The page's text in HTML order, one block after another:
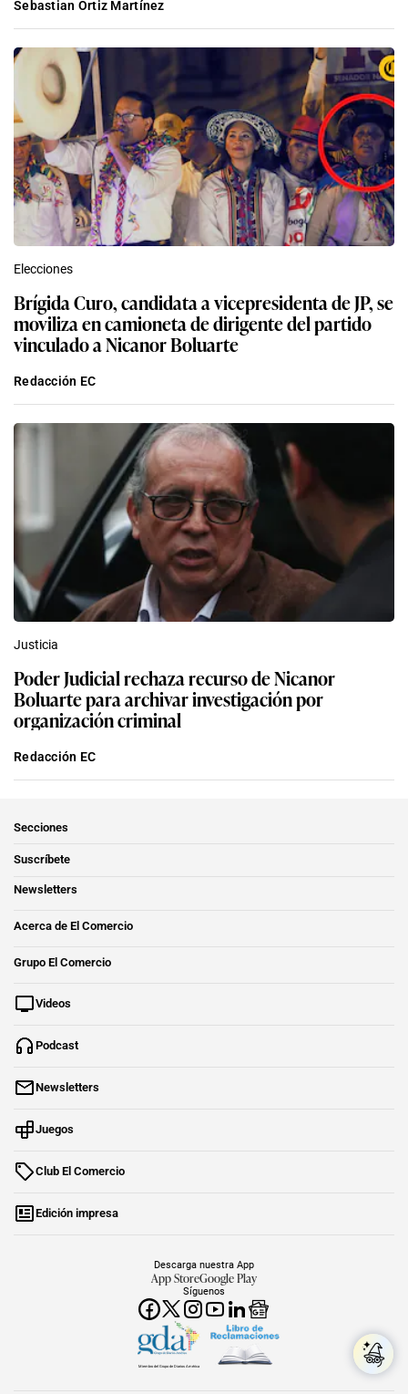
Sebastian Ortiz Martínez
Elecciones
Brígida Curo, candidata a vicepresidenta de JP, se
moviliza en camioneta de dirigente del partido
vinculado a Nicanor Boluarte
Redacción EC
Justicia
Poder Judicial rechaza recurso de Nicanor
Boluarte para archivar investigación por
organización criminal
Redacción EC
Secciones
Suscríbete
Newsletters
Acerca de El Comercio
Grupo El Comercio
Videos
Podcast
Newsletters
Juegos
Club El Comercio
Edición impresa
Síguenos
Descarga nuestra App
App StoreGoogle Play
Miembro del Grupo de Diarios América